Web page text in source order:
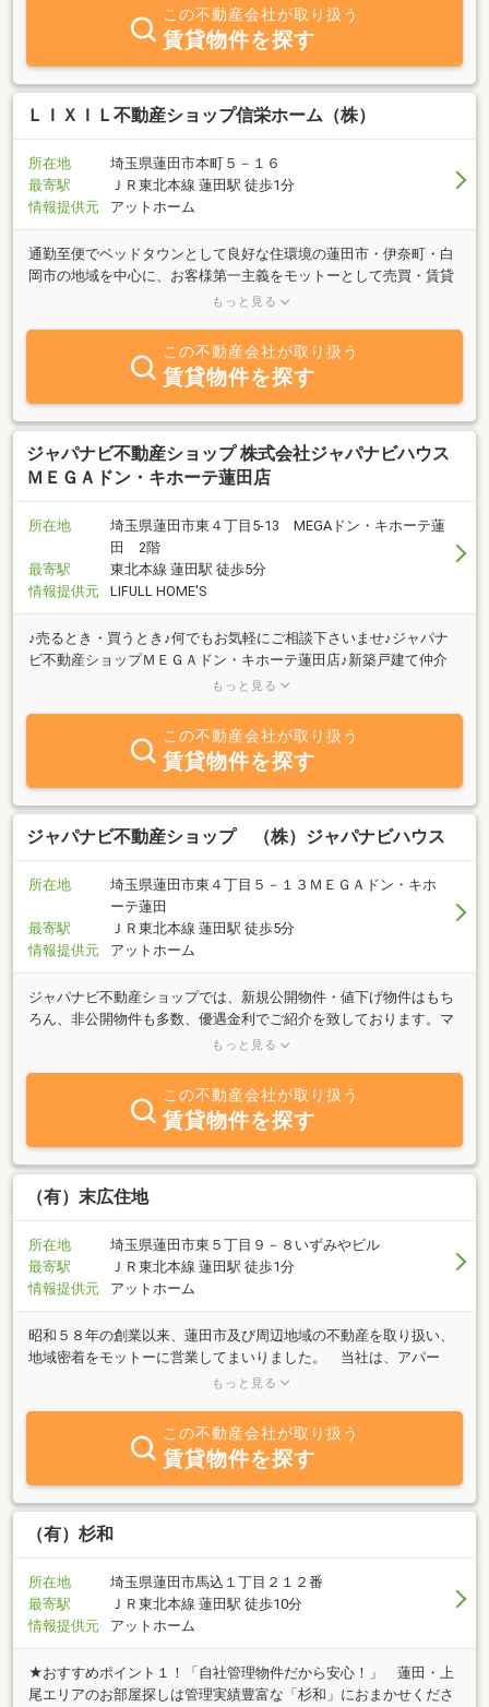
この不動産会社が取り扱う
賃貸物件を探す
ＬＩＸＩＬ不動産ショップ信栄ホーム（株）
所在地
埼玉県蓮田市本町５－１６
最寄駅
ＪＲ東北本線 蓮田駅 徒歩1分
情報提供元
アットホーム
通勤至便でベッドタウンとして良好な住環境の蓮田市・伊奈町・白
岡市の地域を中心に、お客様第一主義をモットーとして売買・賃貸
物件の最新情報をご提供します。お気軽にご希望条件をメール、お
もっと見る
この不動産会社が取り扱う
賃貸物件を探す
ジャパナビ不動産ショップ 株式会社ジャパナビハウス
ＭＥＧＡドン・キホーテ蓮田店
所在地
埼玉県蓮田市東４丁目5-13 MEGAドン・キホーテ蓮
田 2階
最寄駅
東北本線 蓮田駅 徒歩5分
情報提供元
LIFULL HOME'S
♪売るとき・買うとき♪何でもお気軽にご相談下さいませ♪ジャパナ
ビ不動産ショップＭＥＧＡドン・キホーテ蓮田店♪新築戸建て仲介
手数料最大無料♪賃貸総合管理最大無料♪安心の不動産プロぜひご活
もっと見る
この不動産会社が取り扱う
賃貸物件を探す
ジャパナビ不動産ショップ （株）ジャパナビハウス
所在地
埼玉県蓮田市東４丁目５－１３ＭＥＧＡドン・キホ
ーテ蓮田
最寄駅
ＪＲ東北本線 蓮田駅 徒歩5分
情報提供元
アットホーム
ジャパナビ不動産ショップでは、新規公開物件・値下げ物件はもち
ろん、非公開物件も多数、優遇金利でご紹介を致しております。マ
イホームは一生涯の中で数少ない高額なお買物。物件本体代金の
この時代だからこそ、理想の住まいを“賢くお得に探す”ことが絶対
に必要不可決といえます。ジャパナビハウスはお客様様大応援の基
本精神のもと、常に新鮮な不動産物件情報を皆様にお得にお届け致
します。どうぞジャパナビハウスホームページもご覧いただき是非
とも皆様の理想の住まい選びにご活用ください！ジャパナビハウス
は“自由に・お得に・じっくり探せる”がモットーで運営致しており
ます。アットホーム・スーモ・ホームズ・ヤフー・オウチーノ他、
他店にて公開中の不動産物件も基本的にすべてお取扱い致しており
ます。不動産に関する法律的諸問題等も提携法律事務所タイアップ
ります。是非ご活用の程お願い申し上げます。
もっと見る
この不動産会社が取り扱う
賃貸物件を探す
（有）末広住地
所在地
埼玉県蓮田市東５丁目９－８いずみやビル
最寄駅
ＪＲ東北本線 蓮田駅 徒歩1分
情報提供元
アットホーム
昭和５８年の創業以来、蓮田市及び周辺地域の不動産を取り扱い、
地域密着をモットーに営業してまいりました。 当社は、アパー
ト、マンション等の賃貸物件、及び宅地、一戸建住宅等の仲介、住
したサービスを提供しております。 住まいをお探しの際には是非
一度お立ち寄り下さい。心よりお待ちしております。
もっと見る
この不動産会社が取り扱う
賃貸物件を探す
（有）杉和
所在地
埼玉県蓮田市馬込１丁目２１２番
最寄駅
ＪＲ東北本線 蓮田駅 徒歩10分
情報提供元
アットホーム
★おすすめポイント１！「自社管理物件だから安心！」 蓮田・上
尾エリアのお部屋探しは管理実績豊富な「杉和」におまかせくださ